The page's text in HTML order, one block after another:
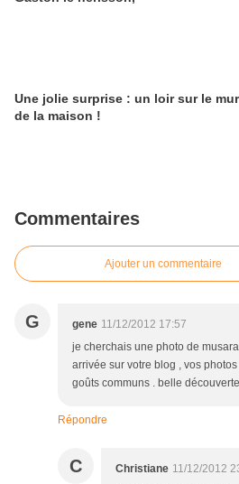
Une jolie surprise : un loir sur le mur
de la maison !
Commentaires
Ajouter un commentaire
G gene 11/12/2012 17:57
je cherchais une photo de
arrivée sur votre blog , vos
goûts communs . belle
Répondre
C Christiane 11/12/2012